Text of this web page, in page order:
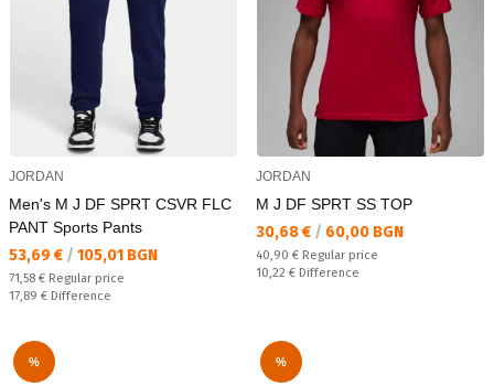
JORDAN
Men's M J DF SPRT CSVR FLC
PANT Sports Pants
Текуща цена:
53,69 € / 105,01 BGN
Regular price:
71,58 € Regular price
Спестявате:
17,89 € Difference
JORDAN
M J DF SPRT SS TOP
Текуща цена:
30,68 € / 60,00 BGN
Regular price:
40,90 € Regular price
Спестявате:
10,22 € Difference
% %